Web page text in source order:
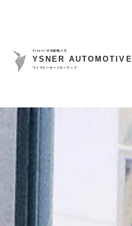
TITAN7日本総輸入元
YSNER AUTOMOTIVE
​ワイズナーオートモーティブ